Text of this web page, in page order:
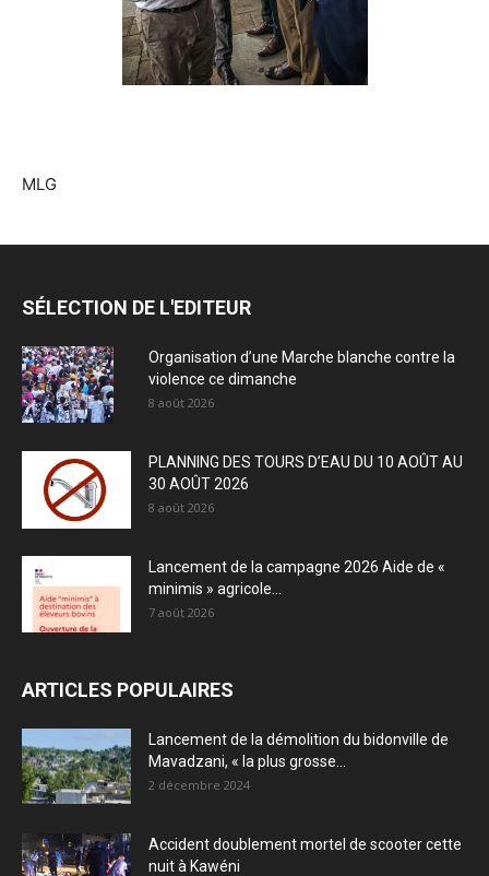
MLG
SÉLECTION DE L'EDITEUR
Organisation d’une Marche blanche contre la
violence ce dimanche
8 août 2026
PLANNING DES TOURS D’EAU DU 10 AOÛT AU
30 AOÛT 2026
8 août 2026
Lancement de la campagne 2026 Aide de «
minimis » agricole...
7 août 2026
ARTICLES POPULAIRES
Lancement de la démolition du bidonville de
Mavadzani, « la plus grosse...
2 décembre 2024
Accident doublement mortel de scooter cette
nuit à Kawéni